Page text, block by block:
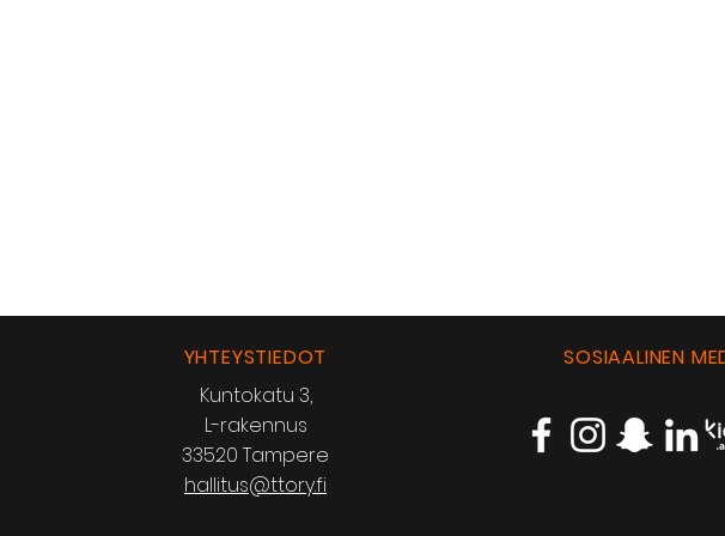
YHTEYSTIEDOT
Kuntokatu 3,
L-rakennus
33520 Tampere
hallitus@ttory.fi
SOSIAALINEN